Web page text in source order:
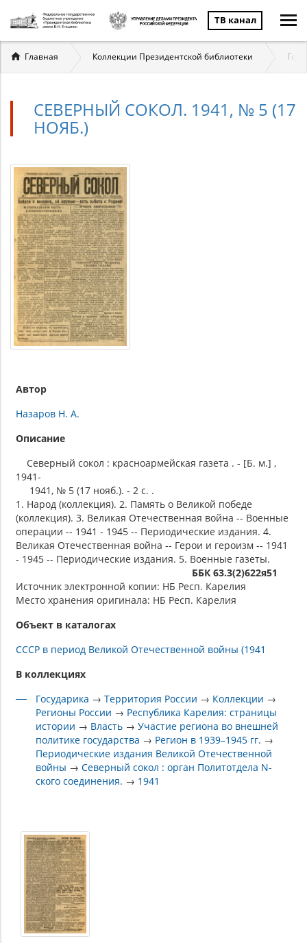
ТВ канал
Вы
здесь
Главная Коллекции Президентской библиотеки
СЕВЕРНЫЙ СОКОЛ. 1941, № 5 (17
НОЯБ.)
Автор
Назаров Н. А.
Описание
Северный сокол : красноармейская газета . - [Б. м.] ,
1941-
1941, № 5 (17 нояб.). - 2 c. .
1. Народ (коллекция). 2. Память о Великой победе
(коллекция). 3. Великая Отечественная война -- Военные
операции -- 1941 - 1945 -- Периодические издания. 4.
Великая Отечественная война -- Герои и героизм -- 1941
- 1945 -- Периодические издания. 5. Военные газеты.
ББК 63.3(2)622я51
Источник электронной копии: НБ Респ. Карелия
Место хранения оригинала: НБ Респ. Карелия
Объект в каталогах
СССР в период Великой Отечественной войны (1941
В коллекциях
Государика →Территория России → Коллекции →
Регионы России → Республика Карелия: страницы
истории → Власть →Участие региона во внешней
политике государства → Регион в 1939–1945 гг. →
Периодические издания Великой Отечественной
войны →Северный сокол : орган Политотдела N-
ского соединения. → 1941